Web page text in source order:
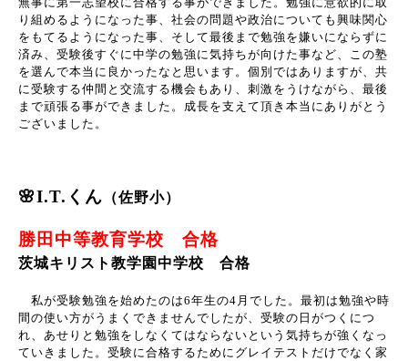
り組めるようになった事、社会の問題や政治についても興味関心
をもてるようになった事、そして最後まで勉強を嫌いにならずに
済み、受験後すぐに中学の勉強に気持ちが向けた事など、この塾
を選んで本当に良かったなと思います。個別ではありますが、共
に受験する仲間と交流する機会もあり、刺激をうけながら、最後
まで頑張る事ができました。成長を支えて頂き本当にありがとう
ございました。
🌸I.T.くん （佐野小）
勝田中等教育学校 合格
茨城キリスト教学園中学校 合格
私が受験勉強を始めたのは6年生の4 月でした。最初は勉強や時
間の使い方がうまくできませんでしたが、受験の日がつくにつ
れ、あせりと勉強をしなくてはならないという気持ちが強くなっ
ていきました。受験に合格するためにグレイテストだけでなく家